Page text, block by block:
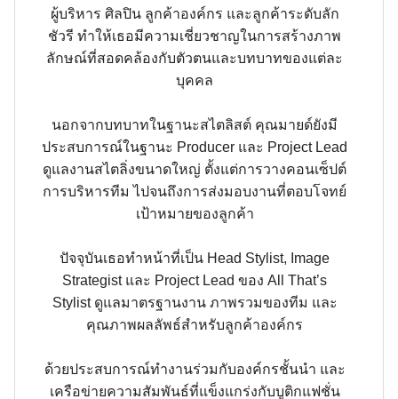
ผู้บริหาร ศิลปิน ลูกค้าองค์กร และลูกค้าระดับลัก
ชัวรี ทำให้เธอมีความเชี่ยวชาญในการสร้างภาพ
ลักษณ์ที่สอดคล้องกับตัวตนและบทบาทของแต่ละ
บุคคล
นอกจากบทบาทในฐานะสไตลิสต์ คุณมายด์ยังมี
ประสบการณ์ในฐานะ Producer และ Project Lead
ดูแลงานสไตลิ่งขนาดใหญ่ ตั้งแต่การวางคอนเซ็ปต์
การบริหารทีม ไปจนถึงการส่งมอบงานที่ตอบโจทย์
เป้าหมายของลูกค้า
ปัจจุบันเธอทำหน้าที่เป็น Head Stylist, Image
Strategist และ Project Lead ของ All That’s
Stylist ดูแลมาตรฐานงาน ภาพรวมของทีม และ
คุณภาพผลลัพธ์สำหรับลูกค้าองค์กร
ด้วยประสบการณ์ทำงานร่วมกับองค์กรชั้นนำ และ
เครือข่ายความสัมพันธ์ที่แข็งแกร่งกับบูติกแฟชั่น